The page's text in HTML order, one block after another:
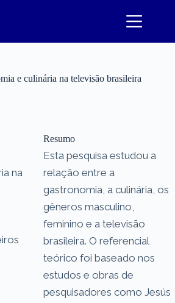
e culinária na televisão brasileira
na
Resumo
Esta pesquisa estudou a
relação entre a
gastronomia, a culinária, os
gêneros masculino,
feminino e a televisão
brasileira. O referencial
teórico foi baseado nos
estudos e obras de
pesquisadores como Jesús